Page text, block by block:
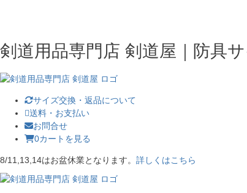
剣道用品専門店 剣道屋｜防具
サイズ交換・返品について
送料・お支払い
お問合せ
0カートを見る
8/11,13,14はお盆休業となります。 詳しくはこちら